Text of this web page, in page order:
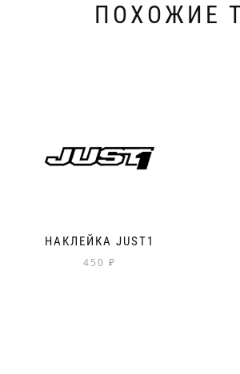
ПОХОЖИЕ
НАКЛЕЙКА JUST1
450 ₽